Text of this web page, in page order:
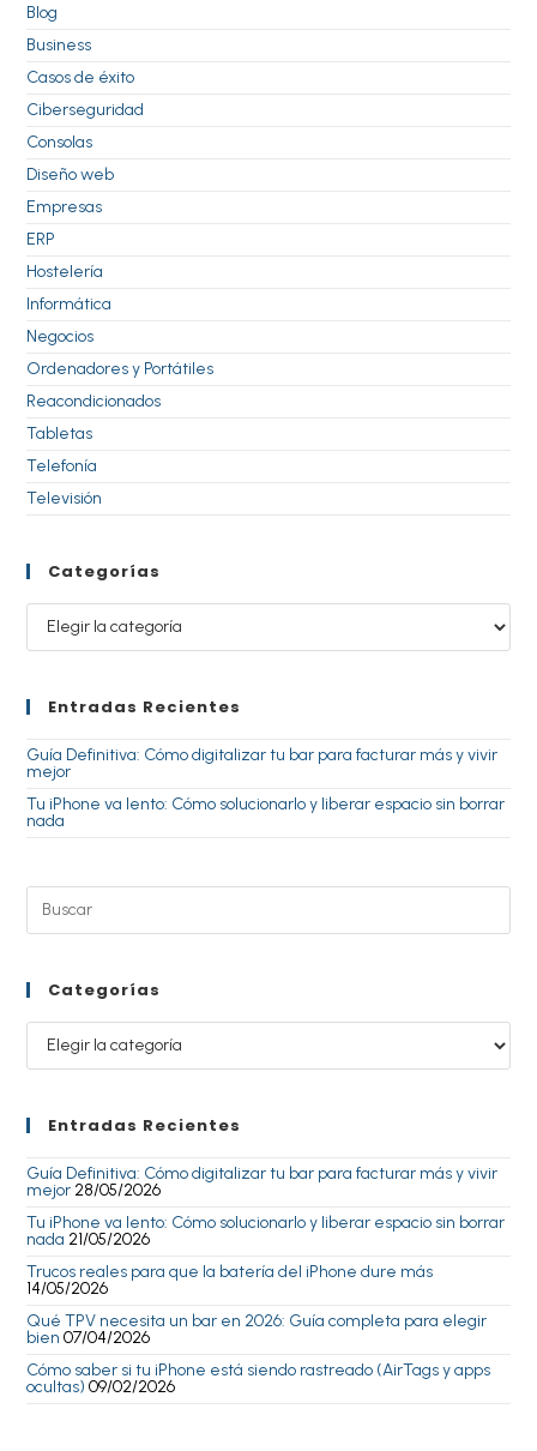
Blog
Business
Casos de éxito
Ciberseguridad
Consolas
Diseño web
Empresas
ERP
Hostelería
Informática
Negocios
Ordenadores y Portátiles
Reacondicionados
Tabletas
Telefonía
Televisión
Categorías
Entradas Recientes
Guía Definitiva: Cómo digitalizar tu bar para facturar más y vivir
mejor
Tu iPhone va lento: Cómo solucionarlo y liberar espacio sin borrar
nada
Categorías
Entradas Recientes
Guía Definitiva: Cómo digitalizar tu bar para facturar más y vivir
mejor 28/05/2026
Tu iPhone va lento: Cómo solucionarlo y liberar espacio sin borrar
nada 21/05/2026
Trucos reales para que la batería del iPhone dure más
14/05/2026
Qué TPV necesita un bar en 2026: Guía completa para elegir
bien 07/04/2026
Cómo saber si tu iPhone está siendo rastreado (AirTags y apps
ocultas) 09/02/2026